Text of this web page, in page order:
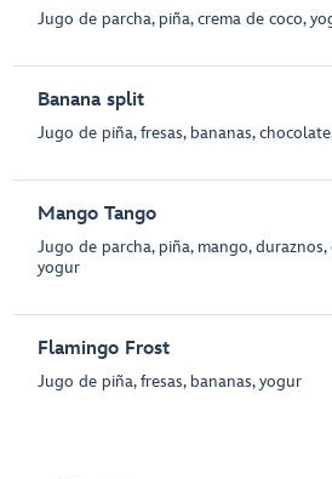
Jugo de parcha, piña, crema de coco,
Banana split
Jugo de piña, fresas, bananas,
Mango Tango
Jugo de parcha, piña, mango, duraznos,
yogur
Flamingo Frost
Jugo de piña, fresas, bananas, yogur